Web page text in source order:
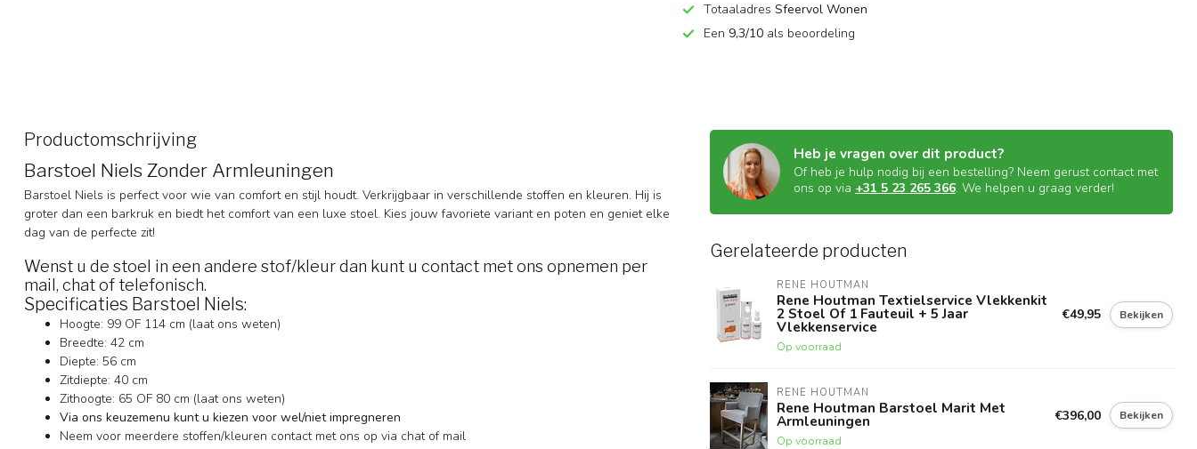
TotaaladresSfeervol Wonen
Een 9,3/10 als beoordeling
Productomschrijving
Barstoel Niels Zonder Armleuningen
Barstoel Niels is perfect voor wie van comfort en stijl houdt. Verkrijgbaar in verschillende stoffen en kleuren. Hij is
groter dan een barkruk en biedt het comfort van een luxe stoel. Kies jouw favoriete variant en poten en geniet elke
dag van de perfecte zit!
Wenst u de stoel in een andere stof/kleur dan kunt u contact met ons opnemen per
mail, chat of telefonisch.
Specificaties Barstoel Niels:
Hoogte: 99 OF 114 cm (laat ons weten)
Breedte: 42 cm
Diepte: 56 cm
Zitdiepte: 40 cm
Zithoogte: 65 OF 80 cm (laat ons weten)
Via ons keuzemenu kunt u kiezen voor wel/niet impregneren
Neem voor meerdere stoffen/kleuren contact met ons op via chat of mail
Heb je vragen over dit product?
Of heb je hulp nodig bij een bestelling? Neem gerust contact met
ons op via +31 5 23 265 366. We helpen u graag verder!
Gerelateerde producten
RENE HOUTMAN
Rene Houtman Textielservice Vlekkenkit
2 Stoel Of 1 Fauteuil + 5 Jaar
Vlekkenservice
Op voorraad
€49,95 Bekijken
RENE HOUTMAN
Rene Houtman Barstoel Marit Met
Armleuningen
Op voorraad
€396,00 Bekijken